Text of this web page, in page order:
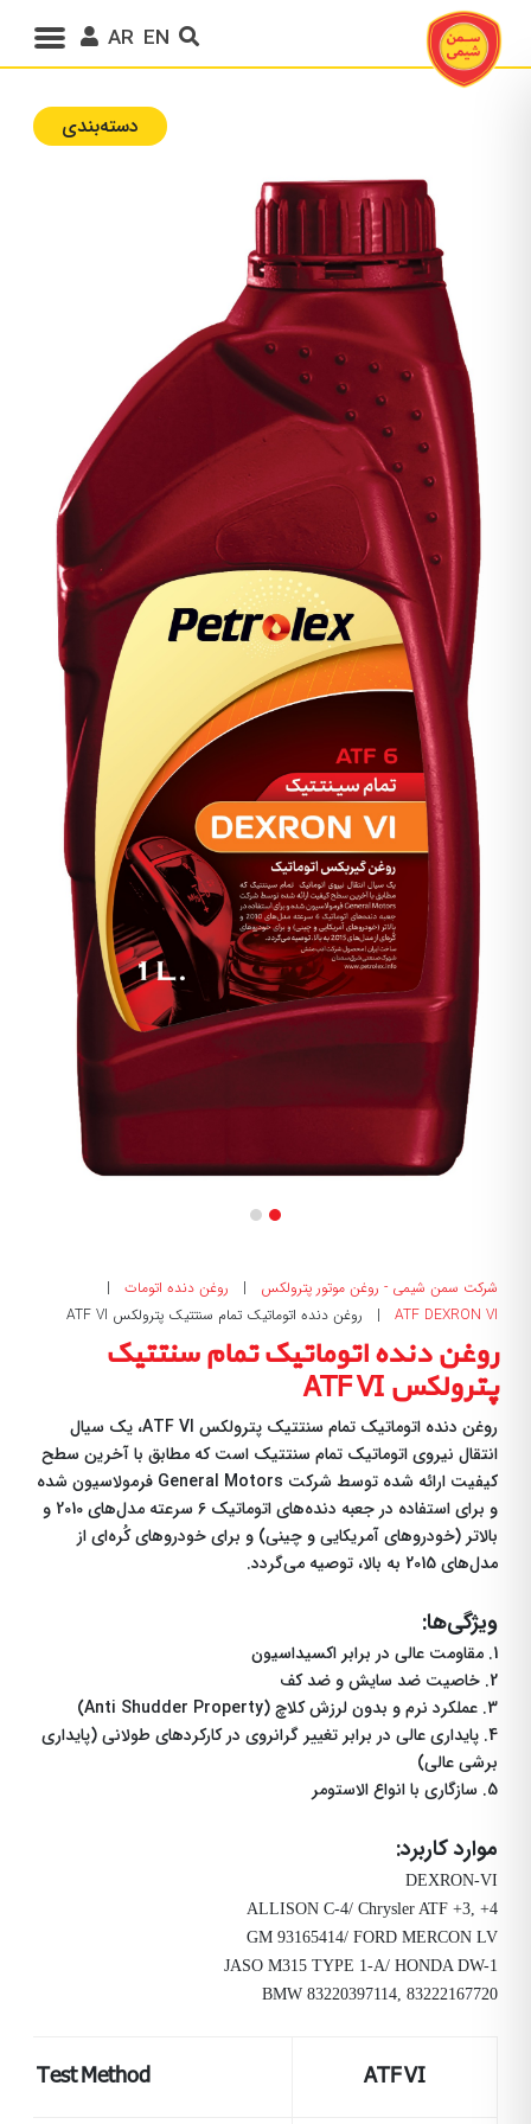
EN
AR
دسته‌بندی‌
شرکت سمن شیمی - روغن موتور پترولکس | روغن دنده اتومات
|
ATF DEXRON VI
| روغن دنده اتوماتیک تمام سنتتیک پترولکس ATF VI
روغن دنده اتوماتیک تمام سنتتیک
پترولکس ATF VI
روغن دنده اتوماتیک تمام سنتتیک پترولکس ATF VI، یک سیال
انتقال نیروی اتوماتیک تمام سنتتیک است که مطابق با آخرین سطح
کیفیت ارائه شده توسط شرکت General Motors فرمولاسیون شده
و برای استفاده در جعبه دند‌ه‌های اتوماتیک 6 سرعته مدل‌های 2010 و
بالاتر (خودروهای آمریکایی و چینی) و برای خودروهای کُره‌ای از
مدل‌های 2015 به بالا، توصیه می‌گردد.
ویژگی‌ها:
1. مقاومت عالی در برابر اکسیداسیون
2. خاصیت ضد سایش و ضد کف
3. عملکرد نرم و بدون لرزش کلاچ
(Anti Shudder Property)
4. پایداری عالی در برابر تغییر گرانروی در کارکردهای طولانی (پایداری
برشی عالی)
5. سازگاری با انواع الاستومر
موارد کاربرد:
DEXRON-VI
ALLISON C-4/ Chrysler ATF +3, +4
GM 93165414/ FORD MERCON LV
JASO M315 TYPE 1-A/ HONDA DW-1
BMW 83220397114, 83222167720
ATF VI
Test Method